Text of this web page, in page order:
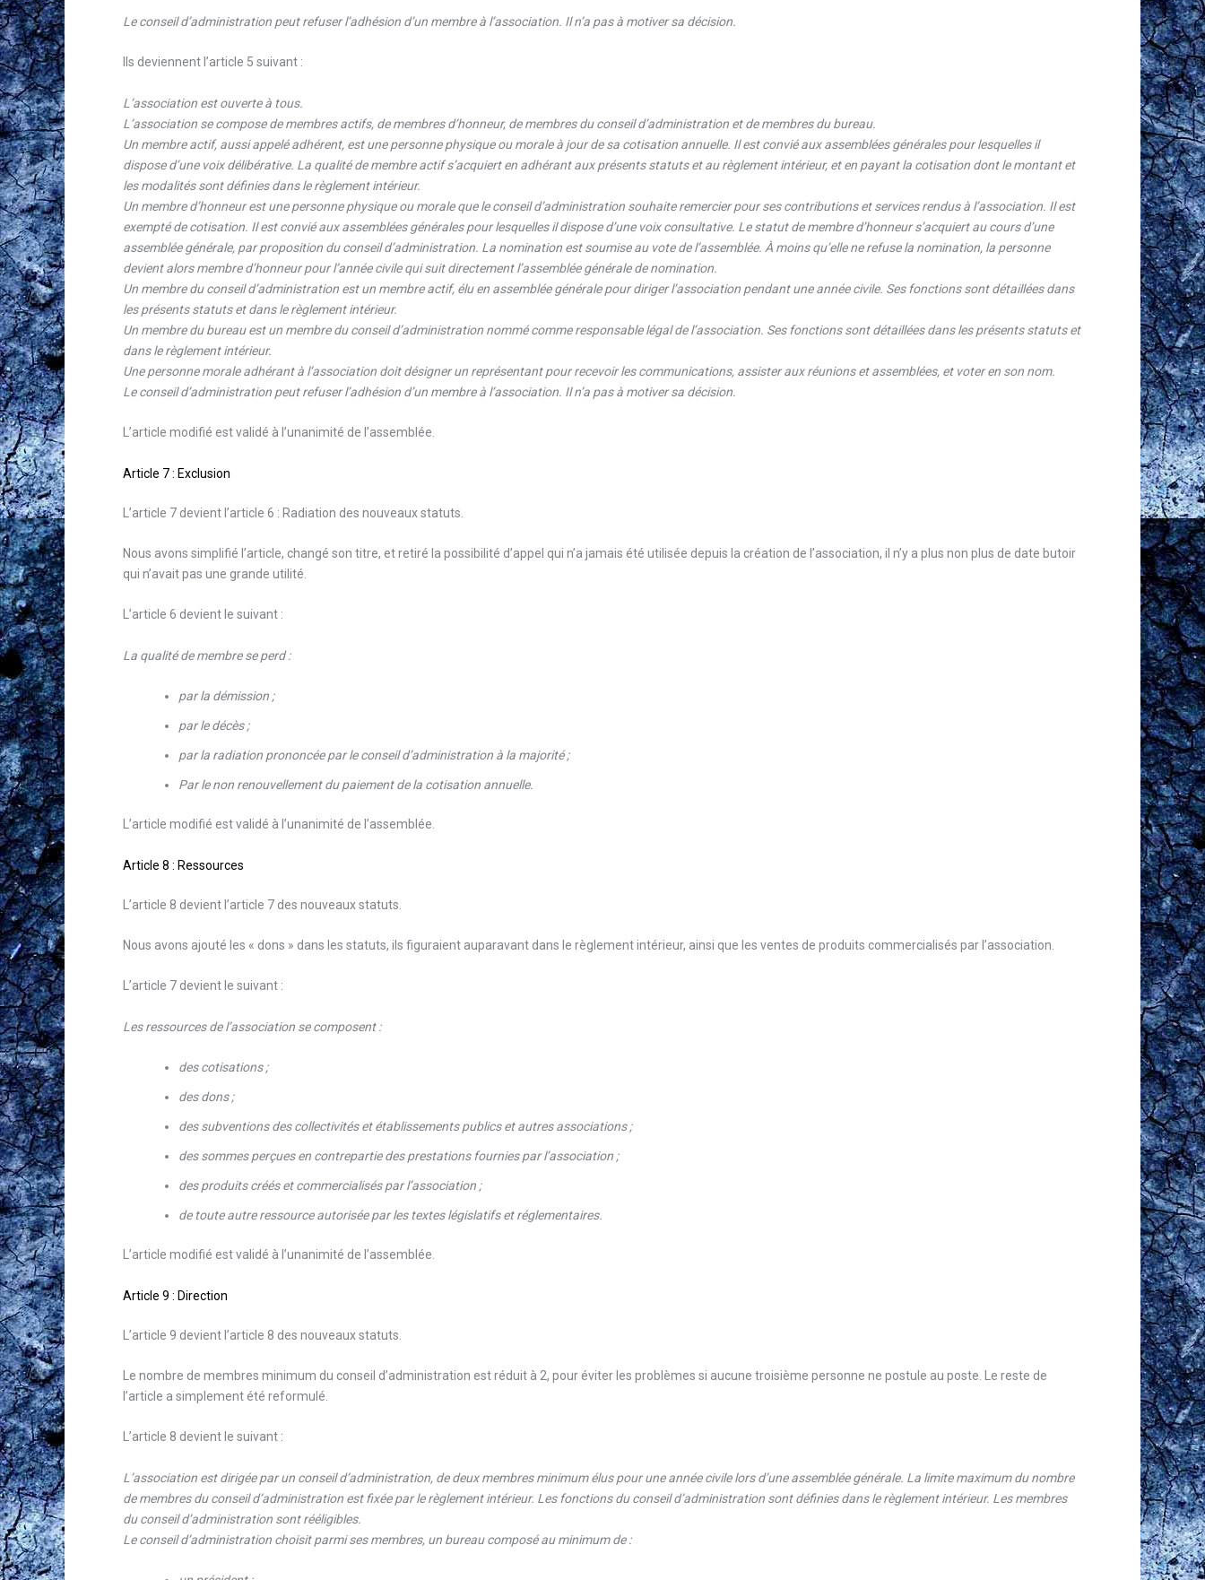
Le conseil d’administration peut refuser l’adhésion d’un membre à l’association. Il n’a pas à motiver sa décision.
Ils deviennent l’article 5 suivant :
L’association est ouverte à tous.
L’association se compose de membres actifs, de membres d’honneur, de membres du conseil d’administration et de membres du bureau.
Un membre actif, aussi appelé adhérent, est une personne physique ou morale à jour de sa cotisation annuelle. Il est convié aux assemblées générales pour lesquelles il
dispose d’une voix délibérative. La qualité de membre actif s’acquiert en adhérant aux présents statuts et au règlement intérieur, et en payant la cotisation dont le montant et
les modalités sont définies dans le règlement intérieur.
Un membre d’honneur est une personne physique ou morale que le conseil d’administration souhaite remercier pour ses contributions et services rendus à l’association. Il est
exempté de cotisation. Il est convié aux assemblées générales pour lesquelles il dispose d’une voix consultative. Le statut de membre d’honneur s’acquiert au cours d’une
assemblée générale, par proposition du conseil d’administration. La nomination est soumise au vote de l’assemblée. À moins qu’elle ne refuse la nomination, la personne
devient alors membre d’honneur pour l’année civile qui suit directement l’assemblée générale de nomination.
Un membre du conseil d’administration est un membre actif, élu en assemblée générale pour diriger l’association pendant une année civile. Ses fonctions sont détaillées dans
les présents statuts et dans le règlement intérieur.
Un membre du bureau est un membre du conseil d’administration nommé comme responsable légal de l’association. Ses fonctions sont détaillées dans les présents statuts et
dans le règlement intérieur.
Une personne morale adhérant à l’association doit désigner un représentant pour recevoir les communications, assister aux réunions et assemblées, et voter en son nom.
Le conseil d’administration peut refuser l’adhésion d’un membre à l’association. Il n’a pas à motiver sa décision.
L’article modifié est validé à l’unanimité de l’assemblée.
Article 7 : Exclusion
L’article 7 devient l’article 6 : Radiation des nouveaux statuts.
Nous avons simplifié l’article, changé son titre, et retiré la possibilité d’appel qui n’a jamais été utilisée depuis la création de l’association, il n’y a plus non plus de date butoir
qui n’avait pas une grande utilité.
L’article 6 devient le suivant :
La qualité de membre se perd :
par la démission ;
par le décès ;
par la radiation prononcée par le conseil d’administration à la majorité ;
Par le non renouvellement du paiement de la cotisation annuelle.
L’article modifié est validé à l’unanimité de l’assemblée.
Article 8 : Ressources
L’article 8 devient l’article 7 des nouveaux statuts.
Nous avons ajouté les « dons » dans les statuts, ils figuraient auparavant dans le règlement intérieur, ainsi que les ventes de produits commercialisés par l’association.
L’article 7 devient le suivant :
Les ressources de l’association se composent :
des cotisations ;
des dons ;
des subventions des collectivités et établissements publics et autres associations ;
des sommes perçues en contrepartie des prestations fournies par l’association ;
des produits créés et commercialisés par l’association ;
de toute autre ressource autorisée par les textes législatifs et réglementaires.
L’article modifié est validé à l’unanimité de l’assemblée.
Article 9 : Direction
L’article 9 devient l’article 8 des nouveaux statuts.
Le nombre de membres minimum du conseil d’administration est réduit à 2, pour éviter les problèmes si aucune troisième personne ne postule au poste. Le reste de
l’article a simplement été reformulé.
L’article 8 devient le suivant :
L’association est dirigée par un conseil d’administration, de deux membres minimum élus pour une année civile lors d’une assemblée générale. La limite maximum du nombre
de membres du conseil d’administration est fixée par le règlement intérieur. Les fonctions du conseil d’administration sont définies dans le règlement intérieur. Les membres
du conseil d’administration sont rééligibles.
Le conseil d’administration choisit parmi ses membres, un bureau composé au minimum de :